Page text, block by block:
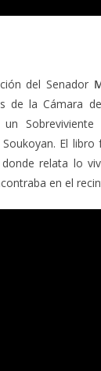
del Senador
de la Cámara
Sobreviviente
Soukoyan. El
relata lo
en el